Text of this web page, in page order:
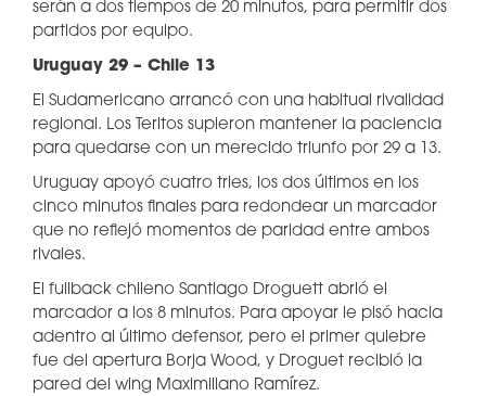
serán a dos tiempos de 20 minutos, para permitir dos
partidos por equipo.
Uruguay 29 – Chile 13
El Sudamericano arrancó con una habitual rivalidad
regional. Los Teritos supieron mantener la paciencia
para quedarse con un merecido triunfo por 29 a 13.
Uruguay apoyó cuatro tries, los dos últimos en los
cinco minutos finales para redondear un marcador
que no reflejó momentos de paridad entre ambos
rivales.
El fullback chileno Santiago Droguett abrió el
marcador a los 8 minutos. Para apoyar le pisó hacia
adentro al último defensor, pero el primer quiebre
fue del apertura Borja Wood, y Droguet recibió la
pared del wing Maximiliano Ramírez.